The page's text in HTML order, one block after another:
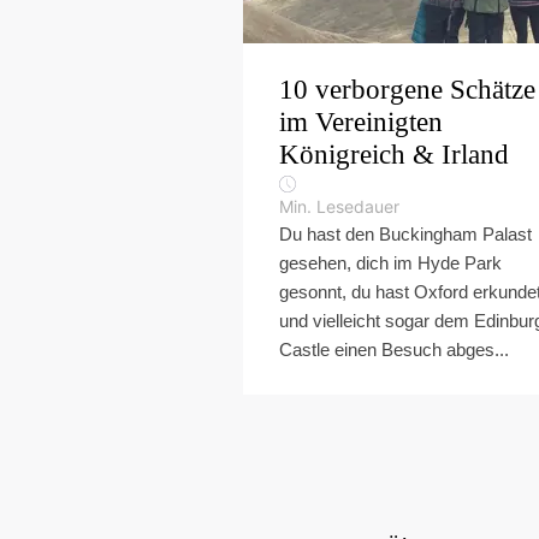
10 verborgene Schätze
im Vereinigten
Königreich & Irland
Min. Lesedauer
Du hast den Buckingham Palast
gesehen, dich im Hyde Park
gesonnt, du hast Oxford
und vielleicht sogar dem
Castle einen Besuch abges...